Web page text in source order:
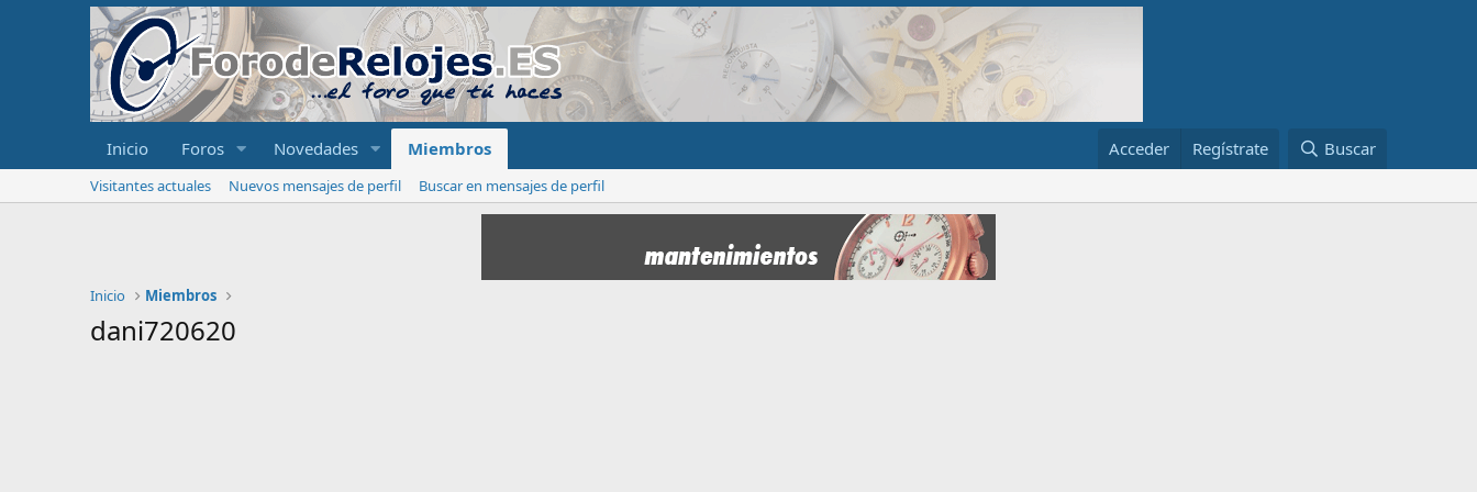
Inicio Foros Novedades Miembros Acceder Regístrate Buscar
Visitantes actuales Nuevos mensajes de perfil Buscar en mensajes de perfil
Inicio Miembros
dani720620